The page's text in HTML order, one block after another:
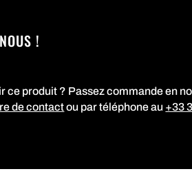
!
ce produit ? Passez commande en
de contactou par téléphone au +33